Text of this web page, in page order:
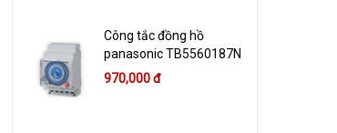
Công tắc đồng hồ
panasonic TB5560187N
970,000 đ